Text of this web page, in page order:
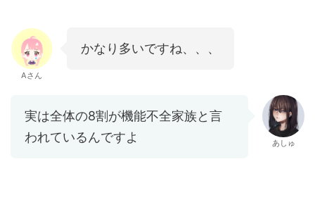
Aさん
かなり多いですね、、、
実は全体の8割が機能不全家族と言
われているんですよ
あしゅ